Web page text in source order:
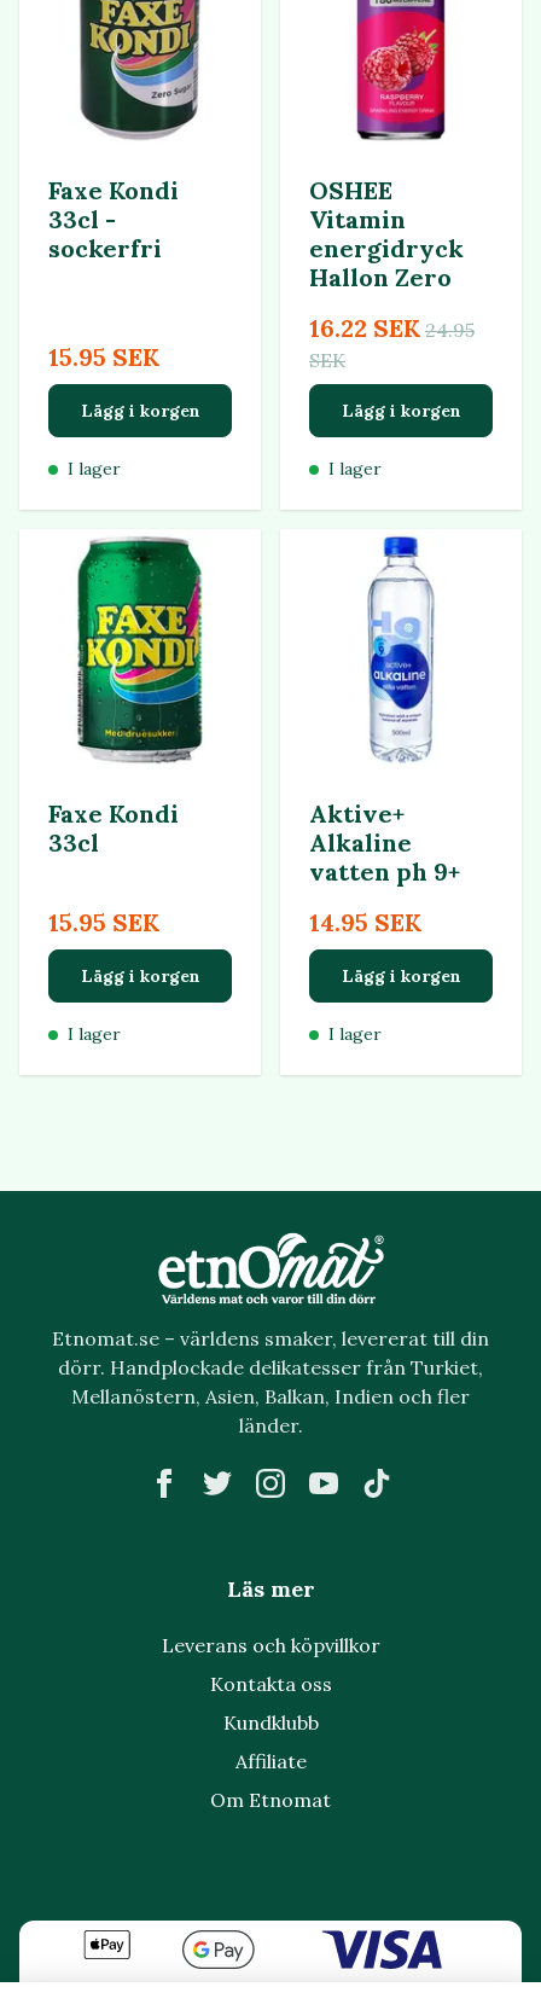
Faxe Kondi
33cl -
sockerfri
15.95 SEK
Lägg i korgen
I lager
OSHEE
Vitamin
energidryck
Hallon Zero
16.22 SEK 24.95
SEK
Lägg i korgen
I lager
Faxe Kondi
33cl
15.95 SEK
Lägg i korgen
I lager
Aktive+
Alkaline
vatten ph 9+
14.95 SEK
Lägg i korgen
I lager
Etnomat.se – världens smaker, levererat till din
dörr. Handplockade delikatesser från Turkiet,
Mellanöstern, Asien, Balkan, Indien och fler
länder.
Läs mer
Leverans och köpvillkor
Kontakta oss
Kundklubb
Affiliate
Om Etnomat